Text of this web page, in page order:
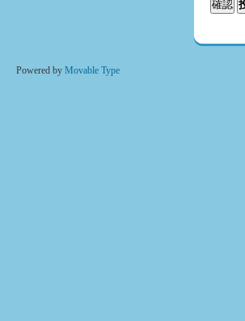
Powered by Movable Type